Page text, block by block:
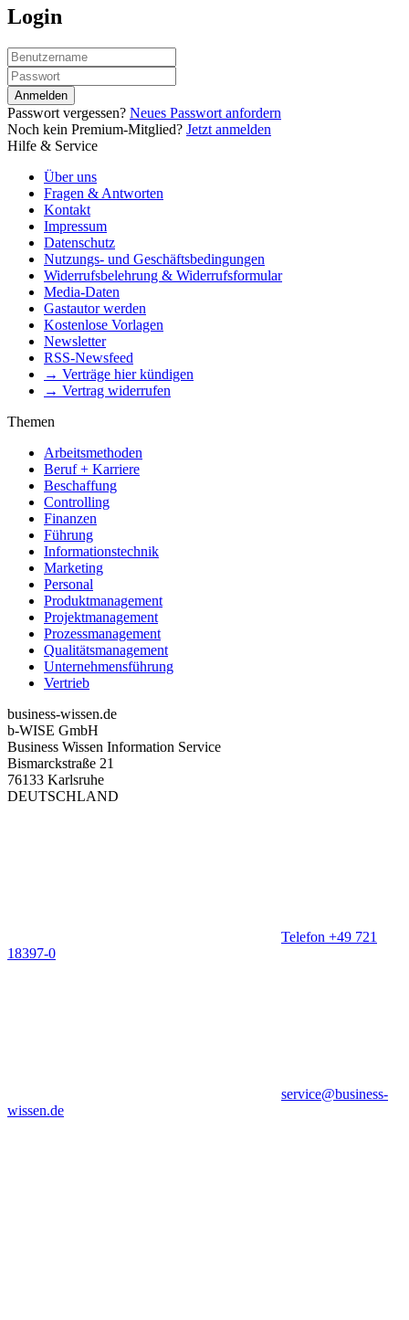
Login
Anmelden
Passwort vergessen? Neues Passwort anfordern
Noch kein Premium-Mitglied? Jetzt anmelden
Hilfe & Service
Über uns
Fragen & Antworten
Kontakt
Impressum
Datenschutz
Nutzungs- und Geschäftsbedingungen
Widerrufsbelehrung & Widerrufsformular
Media-Daten
Gastautor werden
Kostenlose Vorlagen
Newsletter
RSS-Newsfeed
→ Verträge hier kündigen
→ Vertrag widerrufen
Themen
Arbeitsmethoden
Beruf + Karriere
Beschaffung
Controlling
Finanzen
Führung
Informationstechnik
Marketing
Personal
Produktmanagement
Projektmanagement
Prozessmanagement
Qualitätsmanagement
Unternehmensführung
Vertrieb
business-wissen.de
b-WISE GmbH
Business Wissen Information Service
Bismarckstraße 21
76133 Karlsruhe
DEUTSCHLAND
Telefon +49 721
18397-0
service@business-
wissen.de